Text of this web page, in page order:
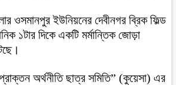
ওসমানপুর ইউনিয়নের দেবীনগর ব্রিক ফিল্ড
১টার দিকে একটি মর্মান্তিক জোড়া
প্রাক্তন অর্থনীতি ছাত্র সমিতি” (কুয়েসা) এর